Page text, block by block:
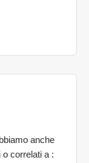
anche
correlati a :